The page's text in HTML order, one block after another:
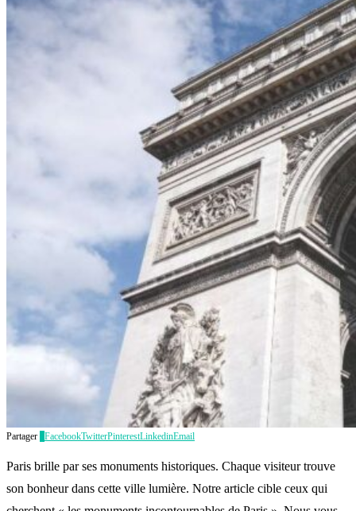
Partager FacebookTwitterPinterestLinkedinEmail
Paris brille par ses monuments historiques. Chaque visiteur trouve
son bonheur dans cette ville lumière. Notre article cible ceux qui